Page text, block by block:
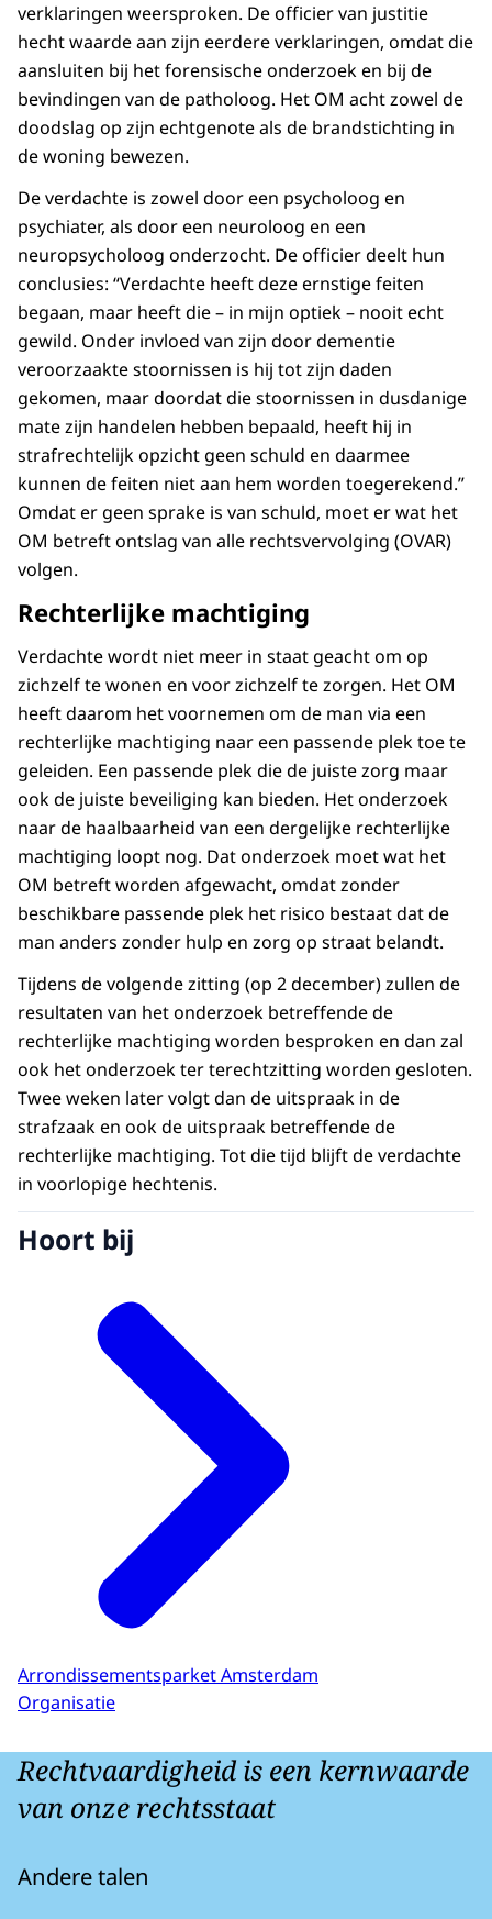
verklaringen weersproken. De officier van justitie
hecht waarde aan zijn eerdere verklaringen, omdat die
aansluiten bij het forensische onderzoek en bij de
bevindingen van de patholoog. Het OM acht zowel de
doodslag op zijn echtgenote als de brandstichting in
de woning bewezen.
De verdachte is zowel door een psycholoog en
psychiater, als door een neuroloog en een
neuropsycholoog onderzocht. De officier deelt hun
conclusies: “Verdachte heeft deze ernstige feiten
begaan, maar heeft die – in mijn optiek – nooit echt
gewild. Onder invloed van zijn door dementie
veroorzaakte stoornissen is hij tot zijn daden
gekomen, maar doordat die stoornissen in dusdanige
mate zijn handelen hebben bepaald, heeft hij in
strafrechtelijk opzicht geen schuld en daarmee
kunnen de feiten niet aan hem worden toegerekend.”
Omdat er geen sprake is van schuld, moet er wat het
OM betreft ontslag van alle rechtsvervolging (OVAR)
volgen.
Rechterlijke machtiging
Verdachte wordt niet meer in staat geacht om op
zichzelf te wonen en voor zichzelf te zorgen. Het OM
heeft daarom het voornemen om de man via een
rechterlijke machtiging naar een passende plek toe te
geleiden. Een passende plek die de juiste zorg maar
ook de juiste beveiliging kan bieden. Het onderzoek
naar de haalbaarheid van een dergelijke rechterlijke
machtiging loopt nog. Dat onderzoek moet wat het
OM betreft worden afgewacht, omdat zonder
beschikbare passende plek het risico bestaat dat de
man anders zonder hulp en zorg op straat belandt.
Tijdens de volgende zitting (op 2 december) zullen de
resultaten van het onderzoek betreffende de
rechterlijke machtiging worden besproken en dan zal
ook het onderzoek ter terechtzitting worden gesloten.
Twee weken later volgt dan de uitspraak in de
strafzaak en ook de uitspraak betreffende de
rechterlijke machtiging. Tot die tijd blijft de verdachte
in voorlopige hechtenis.
Hoort bij
Arrondissementsparket Amsterdam
Organisatie
Rechtvaardigheid is een kernwaarde
van onze rechtsstaat
Andere talen